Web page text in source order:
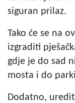
siguran prilaz.
Tako će se na
izgraditi
gdje je do sad
mosta i do
Dodatno,